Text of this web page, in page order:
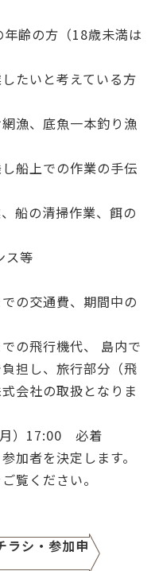
齢の方（18歳未満は
と考えている方
漁、底魚一本釣り漁
での作業の手伝
船の清掃作業、餌の
等
の交通費、 期間中の
の飛行機代、
島内で
担し、旅行部分（飛
会社の取扱となりま
）17:00 必着
加者を決定します。
覧ください。
ラシ・参加申